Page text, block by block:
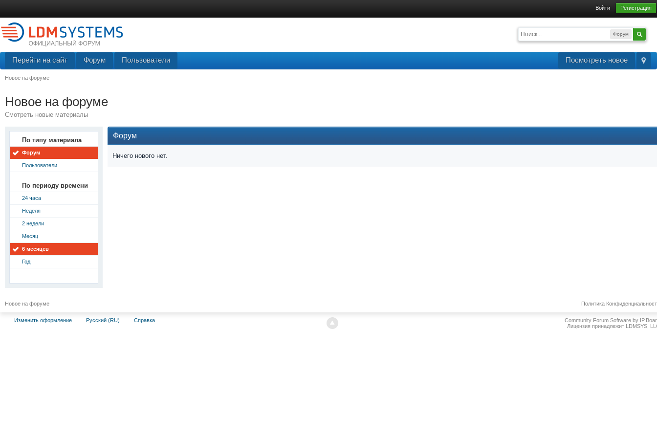
Войти Регистрация
Форум
Посмотреть новое
Перейти на сайт Форум Пользователи
Новое на форуме
Новое на форуме
Смотреть новые материалы
По типу материала
Форум
Пользователи
По периоду времени
24 часа
Неделя
2 недели
Месяц
6 месяцев
Год
Форум
Ничего нового нет.
Новое на форуме Политика
Изменить оформление Русский (RU) Справка
Community Forum Software by
Лицензия принадлежит LDMSYS,